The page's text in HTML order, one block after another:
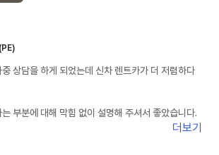
상담을 하게 되었는데 신차 렌트카가 더 저렴하다
부분에 대해 막힘 없이 설명해 주셔서 좋았습니다.
더보기